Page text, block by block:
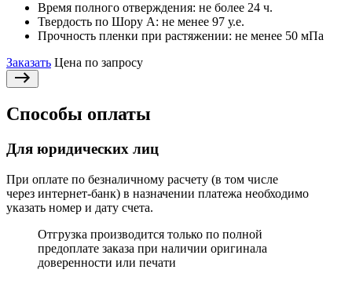
Время полного отверждения: не более 24 ч.
Твердость по Шору А: не менее 97 у.е.
Прочность пленки при растяжении: не менее 50 мПа
Заказать Цена по запросу
Способы оплаты
Для юридических лиц
При оплате по безналичному расчету (в том числе
через интернет-банк) в назначении платежа необходимо
указать номер и дату счета.
Отгрузка производится только по полной
предоплате заказа при наличии оригинала
доверенности или печати